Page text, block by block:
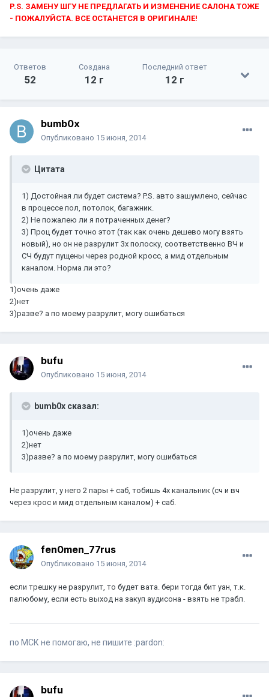
P.S. ЗАМЕНУ ШГУ НЕ ПРЕДЛАГАТЬ И ИЗМЕНЕНИЕ САЛОНА ТОЖЕ
- ПОЖАЛУЙСТА. ВСЕ ОСТАНЕТСЯ В ОРИГИНАЛЕ!
Ответов
52
Создана
12 г
Последний ответ
12 г
bumb0x
Опубликовано 15 июня, 2014
Цитата
1) Достойная ли будет система? P.S. авто зашумлено, сейчас
в процессе пол, потолок, багажник.
2) Не пожалею ли я потраченных денег?
3) Проц будет точно этот (так как очень дешево могу взять
новый), но он не разрулит 3х полоску, соответственно ВЧ и
СЧ будут пущены через родной кросс, а мид отдельным
каналом. Норма ли это?
1)очень даже
2)нет
3)разве? а по моему разрулит, могу ошибаться
bufu
Опубликовано 15 июня, 2014
bumb0x сказал:
1)очень даже
2)нет
3)разве? а по моему разрулит, могу ошибаться
Не разрулит, у него 2 пары + саб, тобишь 4х канальник (сч и вч
через крос и мид отдельным каналом) + саб.
fen0men_77rus
Опубликовано 15 июня, 2014
если трешку не разрулит, то будет вата. бери тогда бит уан, т.к.
палюбому, если есть выход на закуп аудисона - взять не трабл.
по МСК не помогаю, не пишите :pardon:
bufu